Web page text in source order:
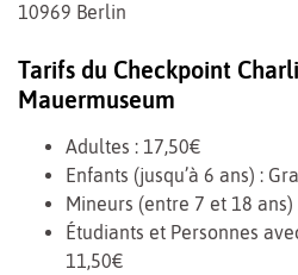
10969 Berlin
Tarifs du Checkpoint
Mauermuseum
Adultes : 17,50€
Enfants (jusqu’à 6 ans) :
Mineurs (entre 7 et 18 ans)
Étudiants et Personnes
11,50€